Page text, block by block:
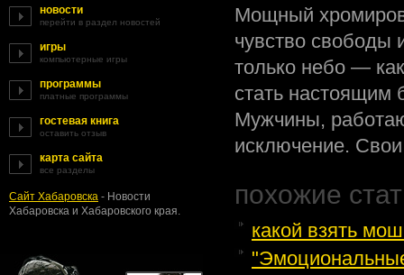
новости
перейти в раздел новостей
игры
компьютерные игры
программы
платные программы
гостевая книга
оставить отзыв
карта сайта
все разделы
Сайт Хабаровска - Новости
Хабаровска и Хабаровского края.
Мощный
чувство свободы
только небо —
стать настоящим
Мужчины,
исключение.
похожие
какой взять